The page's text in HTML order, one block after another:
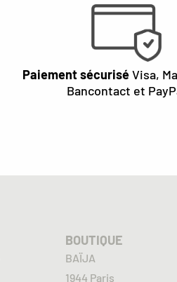
Paiement sécuriséVisa,
Bancontact et
BOUTIQUE
BAÏJA
1944 Paris